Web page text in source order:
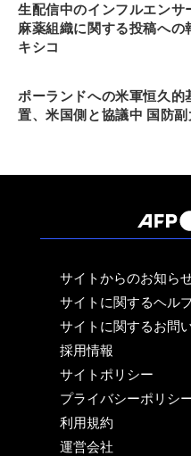
生配信中のインフルエンサ
麻薬組織に関する投稿への
キシコ
ポーランドへの米軍恒久的
置、米国側と協議中 国防副
サイトからのお知ら
サイトに関するヘル
サイトに関するお問
採用情報
サイトポリシー
プライバシーポリシ
利用規約
運営会社